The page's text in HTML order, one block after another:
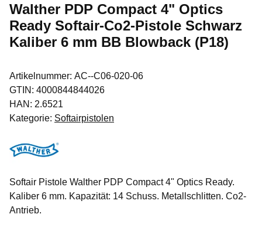
Walther PDP Compact 4" Optics
Ready Softair-Co2-Pistole Schwarz
Kaliber 6 mm BB Blowback (P18)
Artikelnummer: AC--C06-020-06
GTIN: 4000844844026
HAN: 2.6521
Kategorie: Softairpistolen
Softair Pistole Walther PDP Compact 4" Optics Ready.
Kaliber 6 mm. Kapazität: 14 Schuss. Metallschlitten. Co2-
Antrieb.